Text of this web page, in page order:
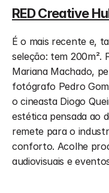
RED Creative
É o mais recente e,
seleção: tem 200m².
Mariana Machado,
fotógrafo Pedro
o cineasta Diogo
estética pensada ao
remete para o
conforto. Acolhe
audiovisuais e